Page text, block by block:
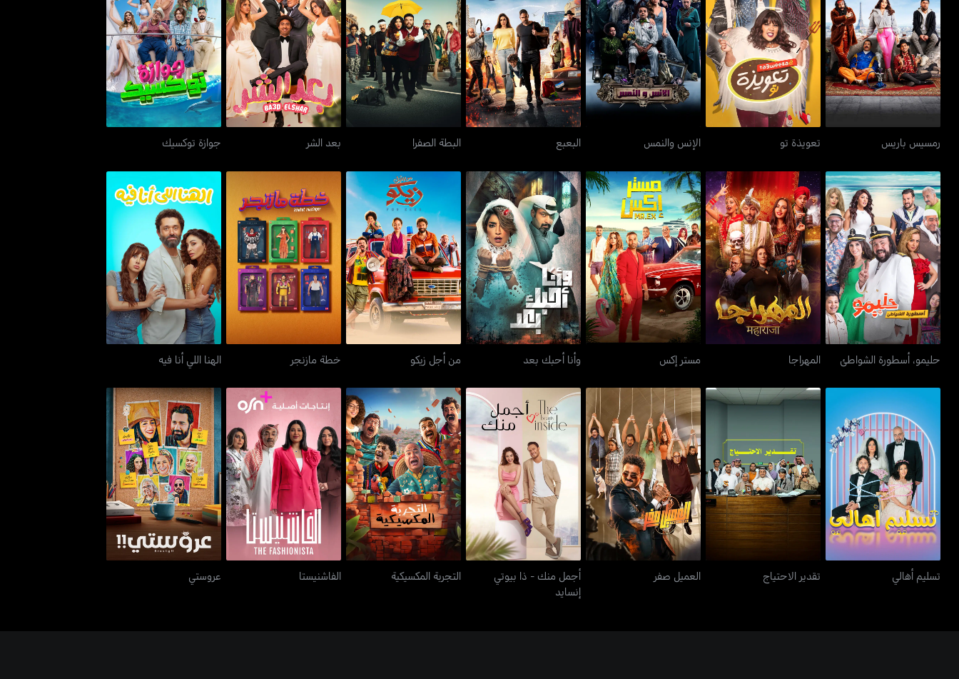
رمسيس باريس
رمسيس باريس
تعويذة تو
تعويذة تو
الإنس والنمس
الإنس والنمس
البعبع
البعبع
البطة الصفرا
البطة الصفرا
بعد الشر
بعد الشر
جوازة توكسيك
جوازة توكسيك
حليمو، أسطورة الشواطئ
حليمو، أسطورة الشواطئ
المهراجا
المهراجا
مستر إكس
مستر إكس
وأنا أحبك بعد
وأنا أحبك بعد
من أجل زيكو
من أجل زيكو
خطة مازنجر
خطة مازنجر
الهنا اللي أنا فيه
الهنا اللي أنا فيه
تسليم أهالي
تسليم أهالي
تقدير الاحتياج
تقدير الاحتياج
العميل صفر
العميل صفر
أجمل منك - ذا بيوتي
إنسايد
أجمل منك - ذا بيوتي
إنسايد
التجربة المكسيكية
التجربة المكسيكية
الفاشنيستا
الفاشنيستا
عروستي
عروستي